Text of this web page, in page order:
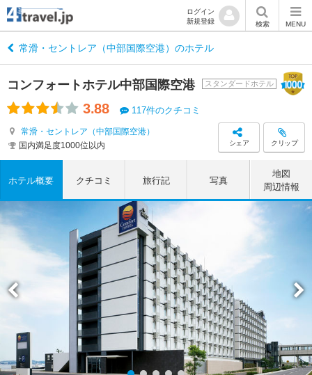
ログイン
新規登録
検索 MENU
常滑・セントレア（中部国際空港）のホテル
コンフォートホテル中部国際空港 スタンダードホテル
3.88 117件のクチコミ
常滑・セントレア（中部国際空港）
国内満足度1000位以内
シェア クリップ
ホテル概要 クチコミ 旅行記 写真
地図
周辺情報